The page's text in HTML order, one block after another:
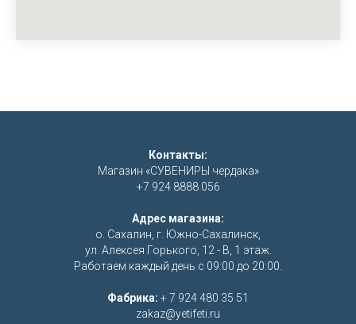
Контакты:
Магазин «СУВЕНИРЫ чердака»
+7 924 8888 056
Адрес магазина:
о. Сахалин, г. Южно-Сахалинск,
ул. Алексея Горького, 12 - В, 1 этаж.
Работаем каждый день с 09:00 до 20:00.
Фабрика: + 7 924 480 35 51
zakaz@yetifeti.ru